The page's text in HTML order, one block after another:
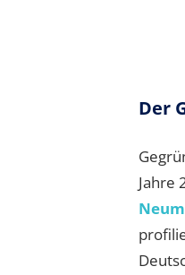
Der
Jahre